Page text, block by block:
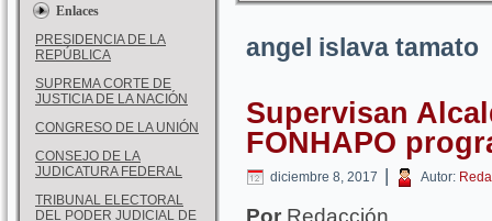
Enlaces
PRESIDENCIA DE LA
REPÚBLICA
SUPREMA CORTE DE
JUSTICIA DE LA NACIÓN
CONGRESO DE LA UNIÓN
CONSEJO DE LA
JUDICATURA FEDERAL
TRIBUNAL ELECTORAL
DEL PODER JUDICIAL DE
angel islava tamato
Supervisan
FONHAPO
diciembre 8, 2017 | Autor:
Por Redacción